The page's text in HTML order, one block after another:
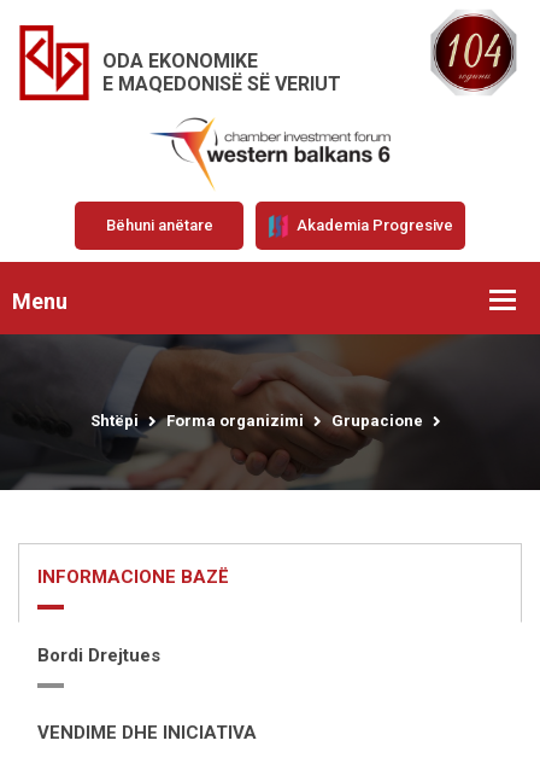
ODA EKONOMIKE
E MAQEDONISË SË VERIUT
Bëhuni anëtare Akademia Progresive
Menu
Shtëpi Forma organizimi Grupacione
INFORMACIONE BAZË
Bordi Drejtues
VENDIME DHE INICIATIVA